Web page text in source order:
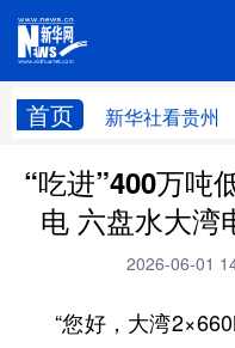
首页 新华社看贵州
新华社看贵州 新观察
贵州要闻 贵州领导
畅游贵州 数字贵州
“吃进”400万吨
电 六盘水大湾
2026-06-01
“您好，大湾